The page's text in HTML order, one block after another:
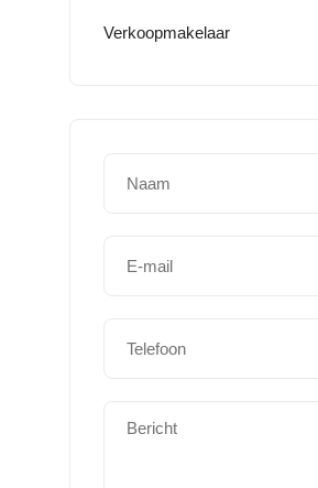
Verkoopmakelaar